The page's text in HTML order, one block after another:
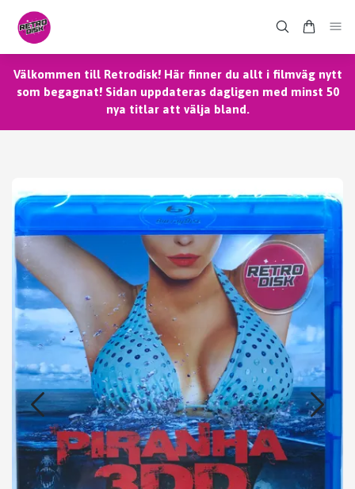
Välkommen till Retrodisk! Här finner du allt i filmväg nytt
som begagnat! Sidan uppdateras dagligen med minst 50
nya titlar att välja bland.